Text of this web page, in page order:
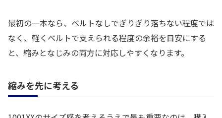
最初の一本なら、ベルトなしでぎりぎり落ちない程度では
なく、軽くベルトで支えられる程度の余裕を目安にする
と、縮みとなじみの両方に対応しやすくなります。
縮みを先に考える